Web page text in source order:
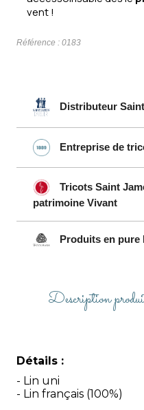
vent !
Référence : 0183
Distributeur
Entreprise de
Tricots Saint
patrimoine Vivant
Produits en pure
Description
Détails :
- Lin uni
- Lin français (100%)